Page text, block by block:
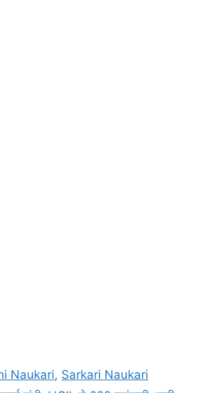
Naukari, Sarkari Naukari